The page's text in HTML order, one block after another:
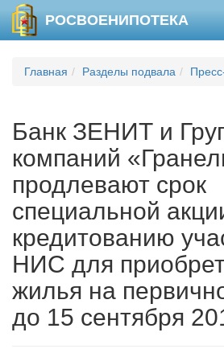
РОСВОЕНИПОТЕКА
Главная Разделы подвала
Банк ЗЕНИТ и
компаний
продлевают срок
специальной
кредитованию
НИС для
жилья на
до 15 сентября